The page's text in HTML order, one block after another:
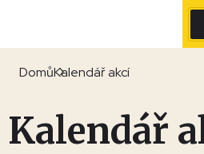
DomůKalendář akcí
Kalendář